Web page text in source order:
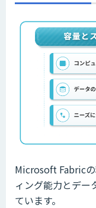
Microsoft Fabric
ィング能力とデー
ています。